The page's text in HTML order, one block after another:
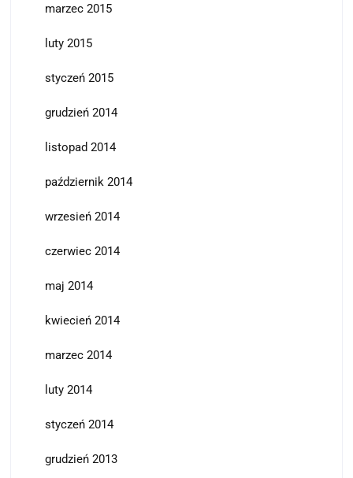
marzec 2015
luty 2015
styczeń 2015
grudzień 2014
listopad 2014
październik 2014
wrzesień 2014
czerwiec 2014
maj 2014
kwiecień 2014
marzec 2014
luty 2014
styczeń 2014
grudzień 2013